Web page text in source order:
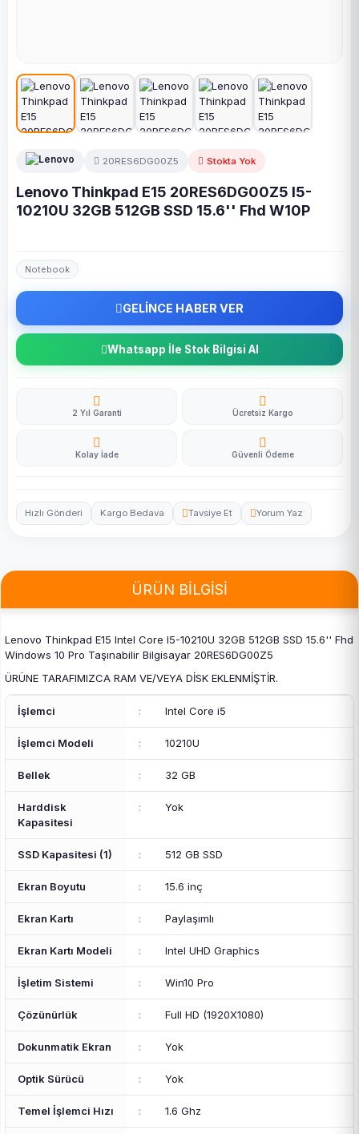
20RES6DG00Z5 Stokta Yok
Lenovo Thinkpad E15 20RES6DG00Z5 I5-
10210U 32GB 512GB SSD 15.6'' Fhd W10P
Notebook
GELİNCE HABER VER
Whatsapp İle Stok Bilgisi Al
2 Yıl Garanti Ücretsiz Kargo
Kolay İade Güvenli Ödeme
Hızlı Gönderi Kargo Bedava Tavsiye Et Yorum Yaz
ÜRÜN BİLGİSİ
Lenovo Thinkpad E15 Intel Core I5-10210U 32GB 512GB SSD 15.6'' Fhd
Windows 10 Pro Taşınabilir Bilgisayar 20RES6DG00Z5
ÜRÜNE TARAFIMIZCA RAM VE/VEYA DİSK EKLENMİŞTİR.
İşlemci : Intel Core i5
İşlemci Modeli : 10210U
Bellek : 32 GB
Harddisk
Kapasitesi
: Yok
SSD Kapasitesi (1) : 512 GB SSD
Ekran Boyutu : 15.6 inç
Ekran Kartı : Paylaşımlı
Ekran Kartı Modeli : Intel UHD Graphics
İşletim Sistemi : Win10 Pro
Çözünürlük : Full HD (1920X1080)
Dokunmatik Ekran : Yok
Optik Sürücü : Yok
Temel İşlemci Hızı : 1.6 Ghz